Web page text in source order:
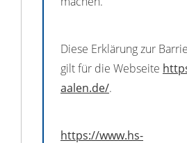
Diese Erklärung zur
gilt für die Webseite
aalen.de/.
https://www.hs-